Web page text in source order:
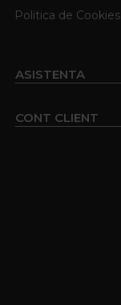
Politica de Cookies
ASISTENTA
CONT CLIENT